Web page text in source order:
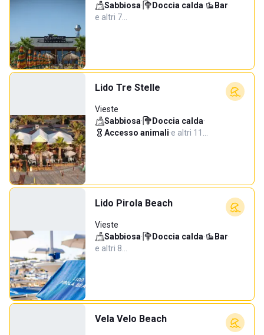
Sabbiosa· Doccia calda· Bar·
e altri 7…
Lido Tre Stelle
Vieste
Sabbiosa· Doccia calda·
Accesso animali·e altri 11…
Lido Pirola Beach
Vieste
Sabbiosa· Doccia calda· Bar·
e altri 8…
Vela Velo Beach